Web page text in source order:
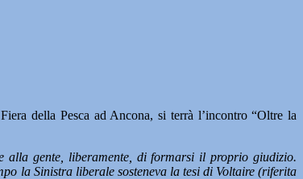
della Pesca ad Ancona, si terrà l’incontro “Oltre la
gente, liberamente, di formarsi il proprio giudizio.
la Sinistra liberale sosteneva la tesi di Voltaire (riferita